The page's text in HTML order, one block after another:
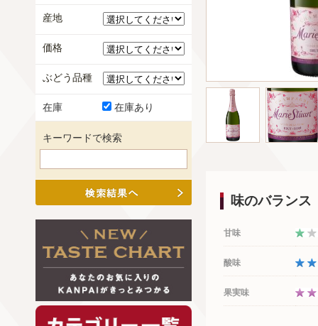
味のバランス
甘味
酸味
果実味
産地
価格
ぶどう品種
在庫 在庫あり
キーワードで検索